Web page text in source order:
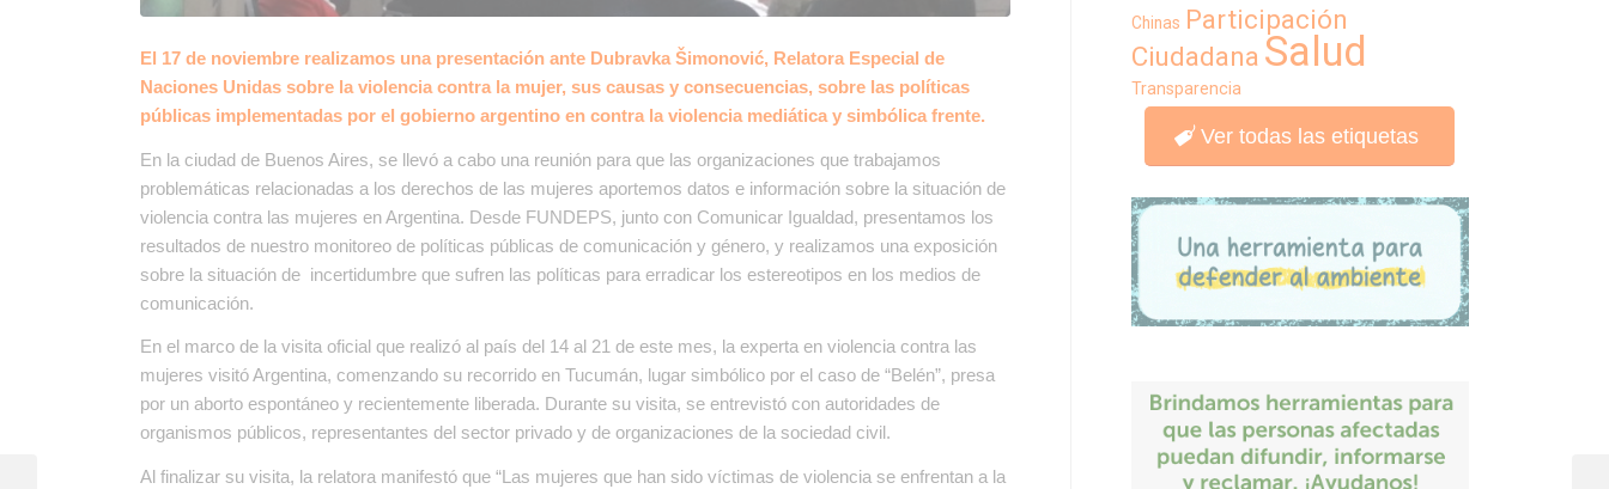
El 17 de noviembre realizamos una presentación ante Dubravka Šimonović, Relatora Especial de
Naciones Unidas sobre la violencia contra la mujer, sus causas y consecuencias, sobre las políticas
públicas implementadas por el gobierno argentino en contra la violencia mediática y simbólica frente.
En la ciudad de Buenos Aires, se llevó a cabo una reunión para que las organizaciones que trabajamos
problemáticas relacionadas a los derechos de las mujeres aportemos datos e información sobre la situación de
violencia contra las mujeres en Argentina. Desde FUNDEPS, junto con Comunicar Igualdad, presentamos los
resultados de nuestro monitoreo de políticas públicas de comunicación y género, y realizamos una exposición
sobre la situación de incertidumbre que sufren las políticas para erradicar los estereotipos en los medios de
comunicación.
En el marco de la visita oficial que realizó al país del 14 al 21 de este mes, la experta en violencia contra las
mujeres visitó Argentina, comenzando su recorrido en Tucumán, lugar simbólico por el caso de “Belén”, presa
por un aborto espontáneo y recientemente liberada. Durante su visita, se entrevistó con autoridades de
organismos públicos, representantes del sector privado y de organizaciones de la sociedad civil.
Al finalizar su visita, la relatora manifestó que “Las mujeres que han sido víctimas de violencia se enfrentan a la
Chinas Participación
Ciudadana Salud
Transparencia
Ver todas las etiquetas